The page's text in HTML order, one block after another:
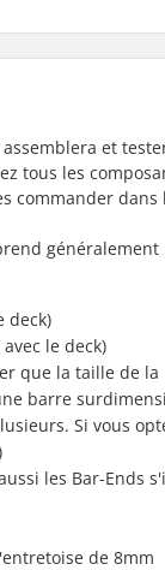
assemblera et
tous les
commander dans
généralement
deck)
le deck)
que la taille de
barre
Si vous
les Bar-Ends
de 8mm